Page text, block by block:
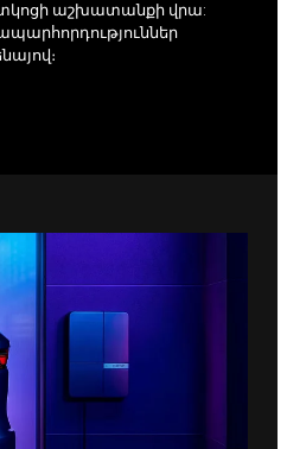
աշխատանքի վրա: